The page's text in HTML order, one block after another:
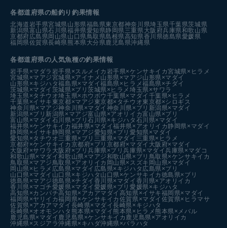
各都道府県の船釣り釣果情報
北海道岩手県宮城県山形県福島県東京都神奈川県埼玉県千葉県茨城県
新潟県富山県石川県福井県愛知県静岡県三重県大阪府兵庫県和歌山県
京都府広島県岡山県山口県鳥取県島根県高知県香川県徳島県愛媛県
福岡県佐賀県長崎県熊本県大分県鹿児島県沖縄県
各都道府県の人気魚種の釣果情報
岩手県×マダラ 岩手県×スルメイカ 岩手県×ケンサキイカ宮城県×ヒラメ
宮城県×マアジ宮城県×アイナメ 山形県×マアジ山形県×マダイ
山形県×キジハタ福島県×マダイ福島県×ヒラメ福島県×チダイ
茨城県×マダイ 茨城県×ブリ茨城県×ヒラメ埼玉県×サワラ
埼玉県×タチウオ埼玉県×ホウボウ 千葉県×マダイ 千葉県×ヒラメ
千葉県×イサキ 東京都×マアジ 東京都×タチウオ東京都×シロギス
神奈川県×マアジ神奈川県×マダイ 神奈川県×ブリ 新潟県×マダイ
新潟県×ブリ 新潟県×マアジ富山県×アオリイカ富山県×ブリ
富山県×マダイ 石川県×ブリ石川県×キジハタ 石川県×マダイ
福井県×ケンサキイカ 福井県×マダイ福井県×アオリイカ 静岡県×マダイ
静岡県×イサキ 静岡県×マアジ愛知県×ブリ愛知県×マダイ
愛知県×タチウオ三重県×ブリ 三重県×マダイ 三重県×ヒラメ
京都府×ケンサキイカ 京都府×ブリ 京都府×マダイ 大阪府×マダイ
大阪府×サワラ 大阪府×ブリ兵庫県×ブリ兵庫県×マダイ兵庫県×マダコ
和歌山県×マダイ和歌山県×マアジ和歌山県×ブリ 鳥取県×ケンサキイカ
鳥取県×マアジ鳥取県×アオリイカ 岡山県×スズキ 岡山県×マダイ
岡山県×ヒラメ 広島県×マダイ 広島県×キジハタ 広島県×ブリ
山口県×マダイ 山口県×キジハタ 山口県×ケンサキイカ 徳島県×ブリ
徳島県×マアジ徳島県×チダイ 香川県×マダイ 香川県×アオリイカ
香川県×マゴチ愛媛県×マダイ 愛媛県×ブリ愛媛県×キジハタ
高知県×カンパチ高知県×アカアマダイ 高知県×イサキ福岡県×マダイ
福岡県×ヤリイカ福岡県×ケンサキイカ 佐賀県×マダイ 佐賀県×ヒラマサ
佐賀県×アカアマダイ 長崎県×マダイ長崎県×キジハタ
長崎県×オオモンハタ 熊本県×マダイ 熊本県×ヒラメ 熊本県×メバル
鹿児島県×マダイ 鹿児島県×ケンサキイカ 鹿児島県×アオリイカ
沖縄県×スジアラ沖縄県×キハダ沖縄県×バラハタ